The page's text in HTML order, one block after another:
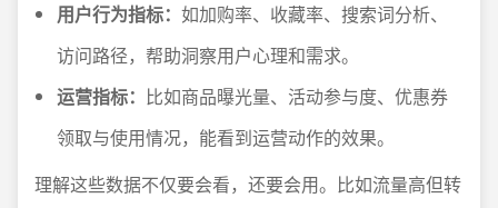
用户行为指标： 如加购率、收藏率、搜索词分析、
访问路径，帮助洞察用户心理和需求。
运营指标： 比如商品曝光量、活动参与度、优惠券
领取与使用情况，能看到运营动作的效果。
理解这些数据不仅要会看，还要会用。比如流量高但转